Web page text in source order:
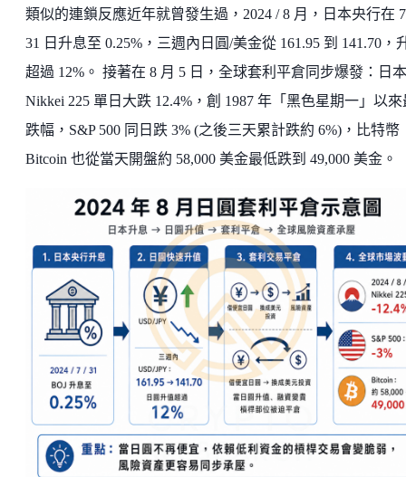
類似的連鎖反應近年就曾發生過，2024 / 8 月，日本央行在
31 日升息至 0.25%，三週內日圓/美金從 161.95 到 141.70，
超過 12%。 接著在 8 月 5 日，全球套利平倉同步爆發：日本
Nikkei 225 單日大跌 12.4%，創 1987 年「黑色星期一」以
跌幅，S&P 500 同日跌 3% (之後三天累計跌約 6%)，比特幣
Bitcoin 也從當天開盤約 58,000 美金最低跌到 49,000 美金。